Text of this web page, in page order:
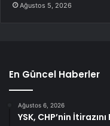
Ağustos 5, 2026
En Güncel Haberler
Ağustos 6, 2026
YSK, CHP’nin